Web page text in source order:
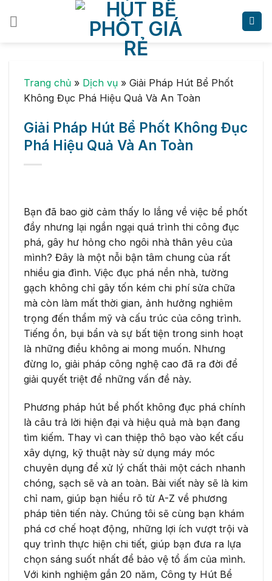
Trang chủ » Dịch vụ » Giải Pháp Hút Bể Phốt
Không Đục Phá Hiệu Quả Và An Toàn
Giải Pháp Hút Bể Phốt Không Đục
Phá Hiệu Quả Và An Toàn
Bạn đã bao giờ cảm thấy lo lắng về việc bể phốt
đầy nhưng lại ngần ngại quá trình thi công đục
phá, gây hư hỏng cho ngôi nhà thân yêu của
mình? Đây là một nỗi bận tâm chung của rất
nhiều gia đình. Việc đục phá nền nhà, tường
gạch không chỉ gây tốn kém chi phí sửa chữa
mà còn làm mất thời gian, ảnh hưởng nghiêm
trọng đến thẩm mỹ và cấu trúc của công trình.
Tiếng ồn, bụi bẩn và sự bất tiện trong sinh hoạt
là những điều không ai mong muốn. Nhưng
đừng lo, giải pháp công nghệ cao đã ra đời để
giải quyết triệt để những vấn đề này.
Phương pháp hút bể phốt không đục phá chính
là câu trả lời hiện đại và hiệu quả mà bạn đang
tìm kiếm. Thay vì can thiệp thô bạo vào kết cấu
xây dựng, kỹ thuật này sử dụng máy móc
chuyên dụng để xử lý chất thải một cách nhanh
chóng, sạch sẽ và an toàn. Bài viết này sẽ là kim
chỉ nam, giúp bạn hiểu rõ từ A-Z về phương
pháp tiên tiến này. Chúng tôi sẽ cùng bạn khám
phá cơ chế hoạt động, những lợi ích vượt trội và
quy trình thực hiện chi tiết, giúp bạn đưa ra lựa
chọn sáng suốt nhất để bảo vệ tổ ấm của mình.
Với kinh nghiệm gần 20 năm, Công ty Hút Bể